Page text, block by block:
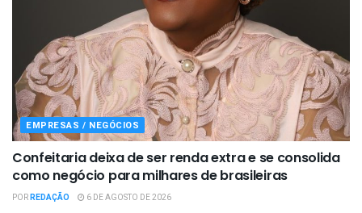
EMPRESAS / NEGÓCIOS
Confeitaria deixa de ser renda extra e se consolida
como negócio para milhares de brasileiras
PORREDAÇÃO 6 DE AGOSTO DE 2026